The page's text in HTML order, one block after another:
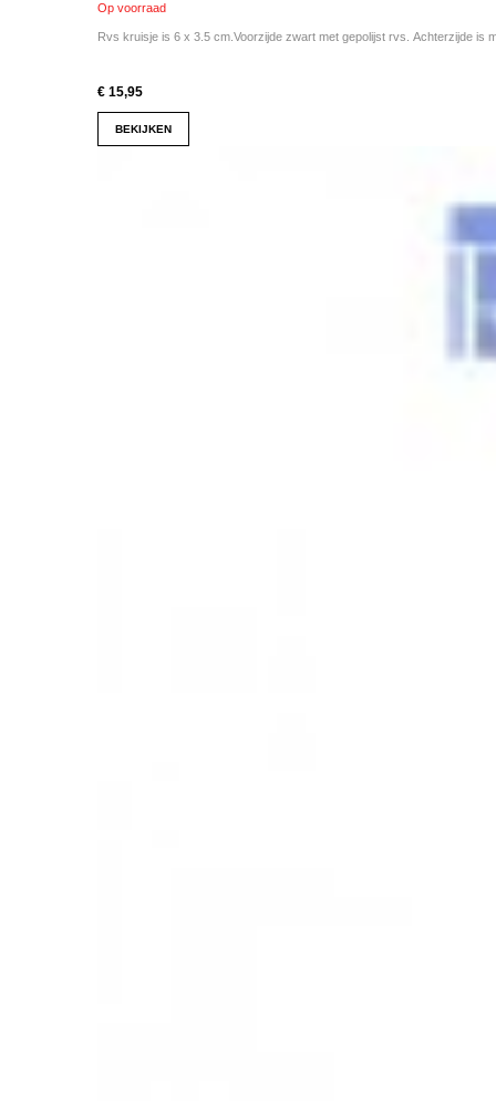
Op voorraad
Rvs kruisje is 6 x 3.5 cm.Voorzijde zwart met gepolijst rvs. Achterzijde is
€ 15,95
BEKIJKEN